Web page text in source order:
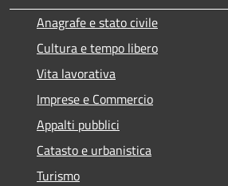
Anagrafe e stato civile
Cultura e tempo libero
Vita lavorativa
Imprese e Commercio
Appalti pubblici
Catasto e urbanistica
Turismo